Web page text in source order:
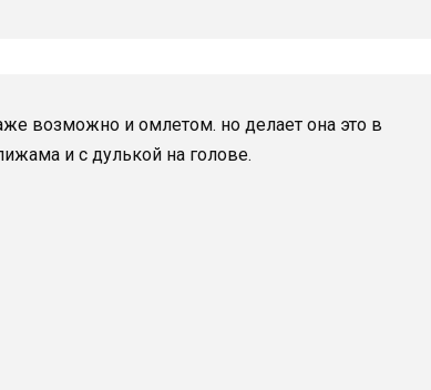
возможно и омлетом. но делает она это в
и с дулькой на голове.